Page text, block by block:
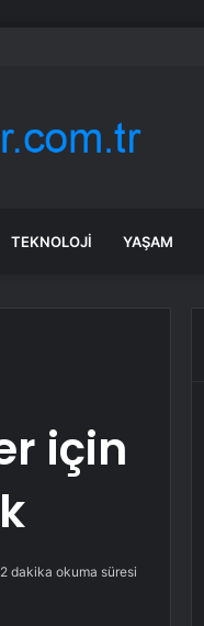
TEKNOLOJI YAŞAM
için
2 dakika okuma süresi